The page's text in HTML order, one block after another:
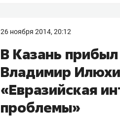
26 ноября 2014, 20:12
В Казань
Владимир
«Евразийская
проблемы»